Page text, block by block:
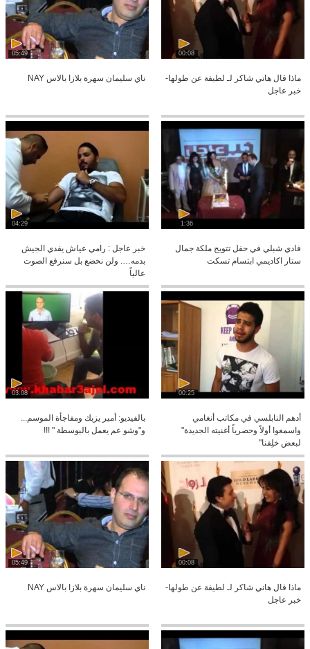
00:08
ماذا قال هاني شاكر لـ لطيفة عن طولها-
خبر عاجل
05:49
ناي سليمان سهرة بلازا بالاس NAY
1:36
فادي شبلي في حفل تتويج ملكة جمال
ستار اكاديمي ابتسام تسكت
04:29
خبر عاجل : رامي عياش يفدي الجيش
بدمه…. ولن نخضع بل سنرفع الصوت
عالياً
00:25
أدهم النابلسي في مكاتب أنغامي
واسمعوا أولاً وحصرياً أغنيته الجديدة"
لبعض خلِقنا"
03:08
بالفيديو: أمير يزبك ومفاجأة الموسم...
و"وشو عم يعمل بالبوسطة " !!!
00:08
ماذا قال هاني شاكر لـ لطيفة عن طولها-
خبر عاجل
05:49
ناي سليمان سهرة بلازا بالاس NAY